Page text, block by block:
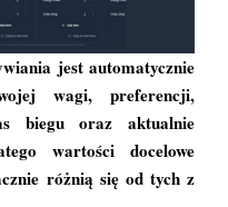
jest automatycznie
wagi, preferencji,
biegu oraz aktualnie
wartości docelowe
różnią się od tych z